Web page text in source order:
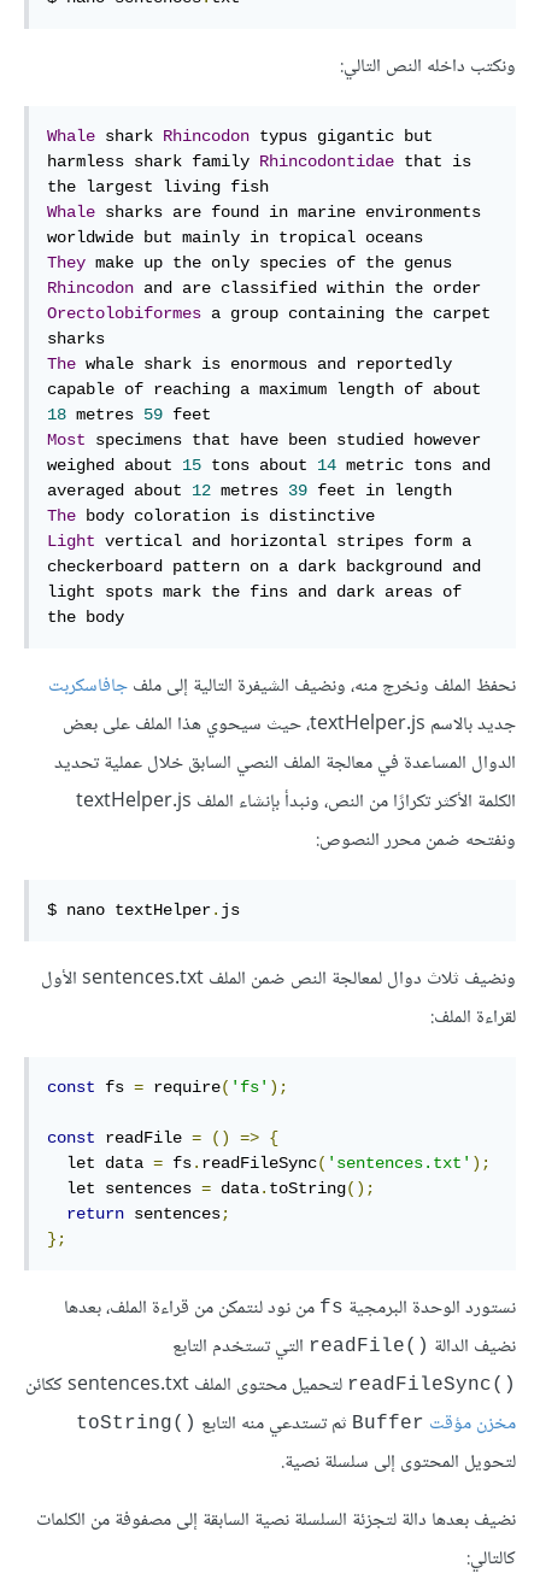
ونكتب داخله النص التالي:
Whale shark Rhincodon typus gigantic but
harmless shark family Rhincodontidae that is
Whale sharks are found in marine environments
They
Rhincodon
Orectolobiformes a group containing the carpet
The whale shark is enormous and reportedly
18 metres 59
Most specimens that have been studied however
weighed about 15 tons about 14 metric tons and
averaged about 12 metres 39
The
Light vertical and horizontal stripes form a
checkerboard pattern on a dark background and
light spots mark the fins and dark areas of
the body
نحفظ الملف ونخرج منه، ونضيف الشيفرة التالية إلى ملفجافاسكربت
جديد بالاسم ‎textHelper.js‎، حيث سيحوي هذا الملف على بعض
الدوال المساعدة في معالجة الملف النصي السابق خلال عملية تحديد
الكلمة الأكثر تكرارًا من النص، ونبدأ بإنشاء الملف ‎textHelper.js‎
ونفتحه ضمن محرر النصوص:
$ nano textHelper. js
ونضيف ثلاث دوال لمعالجة النص ضمن الملف ‎sentences.txt‎ الأول
لقراءة الملف:
const fs = require( 'fs' );
const readFile = () => {
  let data
= fs. readFileSync( 'sentences.txt' );
  let sentences
= data. toString();
return sentences;
};
نستورد الوحدة البرمجية ‎fs‎ من نود لنتمكن من قراءة الملف، بعدها
نضيف الدالة ‎readFile()‎ التي تستخدم التابع
‎readFileSync()‎ لتحميل محتوى الملف ‎sentences.txt‎ ككائن
مخزن مؤقت ‎Buffer‎ ثم تستدعي منه التابع ‎toString()‎
لتحويل المحتوى إلى سلسلة نصية.
نضيف بعدها دالة لتجزئة السلسلة نصية السابقة إلى مصفوفة من الكلمات
كالتالي: